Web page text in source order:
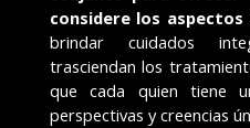
considere los aspectos
brindar cuidados
trasciendan los
que cada quien tiene
perspectivas y creencias